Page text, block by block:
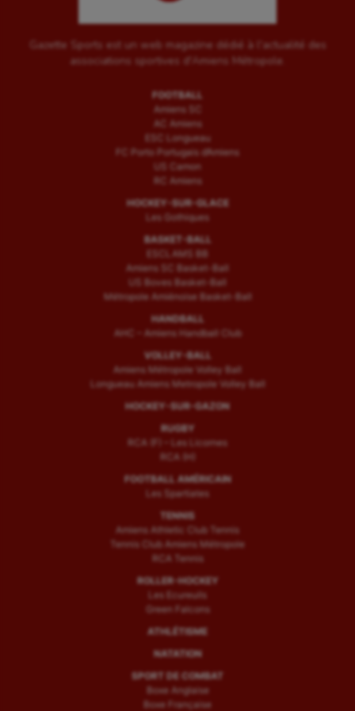
Gazette Sports est un web magazine dédié à l'actualité des
associations sportives d'Amiens Métropole.
FOOTBALL
Amiens SC
AC Amiens
ESC Longueau
FC Porto Portugais d’Amiens
US Camon
RC Amiens
HOCKEY-SUR-GLACE
Les Gothiques
BASKET-BALL
ESCLAMS BB
Amiens SC Basket-Ball
US Boves Basket-Ball
Métropole Amiénoise Basket-Ball
HANDBALL
AHC – Amiens Handball Club
VOLLEY-BALL
Amiens Métropole Volley Ball
Longueau Amiens Metropole Volley Ball
HOCKEY-SUR-GAZON
RUGBY
RCA (F) – Les Licornes
RCA (H)
FOOTBALL AMÉRICAIN
Les Spartiates
TENNIS
Amiens Athletic Club Tennis
Tennis Club Amiens Métropole
RCA Tennis
ROLLER-HOCKEY
Les Ecureuils
Green Falcons
ATHLÉTISME
NATATION
SPORT DE COMBAT
Boxe Anglaise
Boxe Française